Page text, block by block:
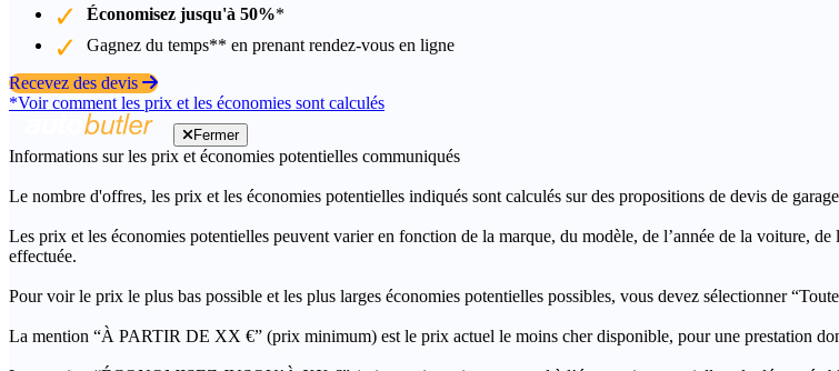
Économisez jusqu'à 50%*
Gagnez du temps** en prenant rendez-vous en ligne
Recevez des devis
*Voir comment les prix et les économies sont calculés
Fermer
Informations sur les prix et économies potentielles communiqués
Le nombre d'offres, les prix et les économies potentielles indiqués sont calculés sur des propositions de devis de
Les prix et les économies potentielles peuvent varier en fonction de la marque, du modèle, de l’année de la voiture,
effectuée.
Pour voir le prix le plus bas possible et les plus larges économies potentielles possibles, vous devez sélectionner
La mention “À PARTIR DE XX €” (prix minimum) est le prix actuel le moins cher disponible, pour une prestation